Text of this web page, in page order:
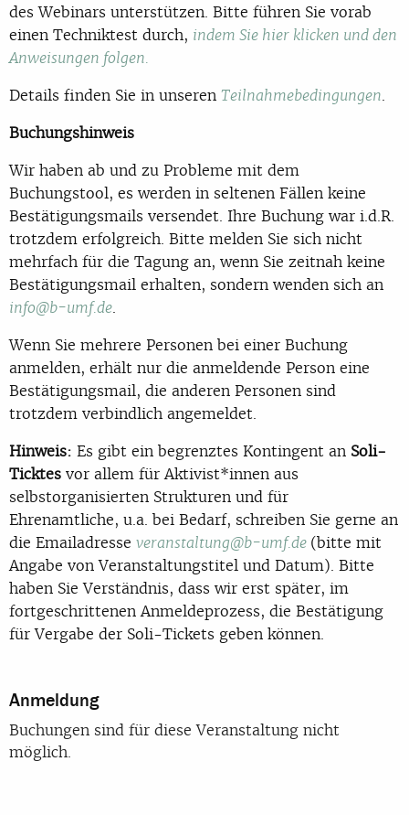
des Webinars unterstützen. Bitte führen Sie vorab
einen Techniktest durch, indem Sie hier klicken und den
Anweisungen folgen.
Details finden Sie in unseren Teilnahmebedingungen.
Buchungshinweis
Wir haben ab und zu Probleme mit dem
Buchungstool, es werden in seltenen Fällen keine
Bestätigungsmails versendet. Ihre Buchung war i.d.R.
trotzdem erfolgreich. Bitte melden Sie sich nicht
mehrfach für die Tagung an, wenn Sie zeitnah keine
Bestätigungsmail erhalten, sondern wenden sich an
info@b-umf.de.
Wenn Sie mehrere Personen bei einer Buchung
anmelden, erhält nur die anmeldende Person eine
Bestätigungsmail, die anderen Personen sind
trotzdem verbindlich angemeldet.
Hinweis: Es gibt ein begrenztes Kontingent an Soli-
Ticktes vor allem für Aktivist*innen aus
selbstorganisierten Strukturen und für
Ehrenamtliche, u.a. bei Bedarf, schreiben Sie gerne an
die Emailadresse veranstaltung@b-umf.de (bitte mit
Angabe von Veranstaltungstitel und Datum). Bitte
haben Sie Verständnis, dass wir erst später, im
fortgeschrittenen Anmeldeprozess, die Bestätigung
für Vergabe der Soli-Tickets geben können.
Anmeldung
Buchungen sind für diese Veranstaltung nicht
möglich.